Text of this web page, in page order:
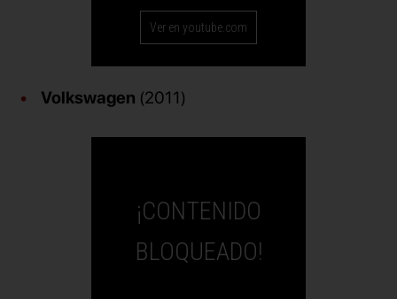
Ver en youtube.com
Volkswagen (2011)
¡CONTENIDO
BLOQUEADO!